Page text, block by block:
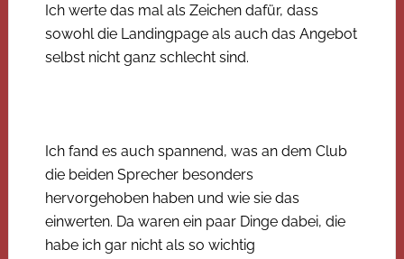
Ich werte das mal als Zeichen dafür, dass
sowohl die Landingpage als auch das Angebot
selbst nicht ganz schlecht sind.
Ich fand es auch spannend, was an dem Club
die beiden Sprecher besonders
hervorgehoben haben und wie sie das
einwerten. Da waren ein paar Dinge dabei, die
habe ich gar nicht als so wichtig